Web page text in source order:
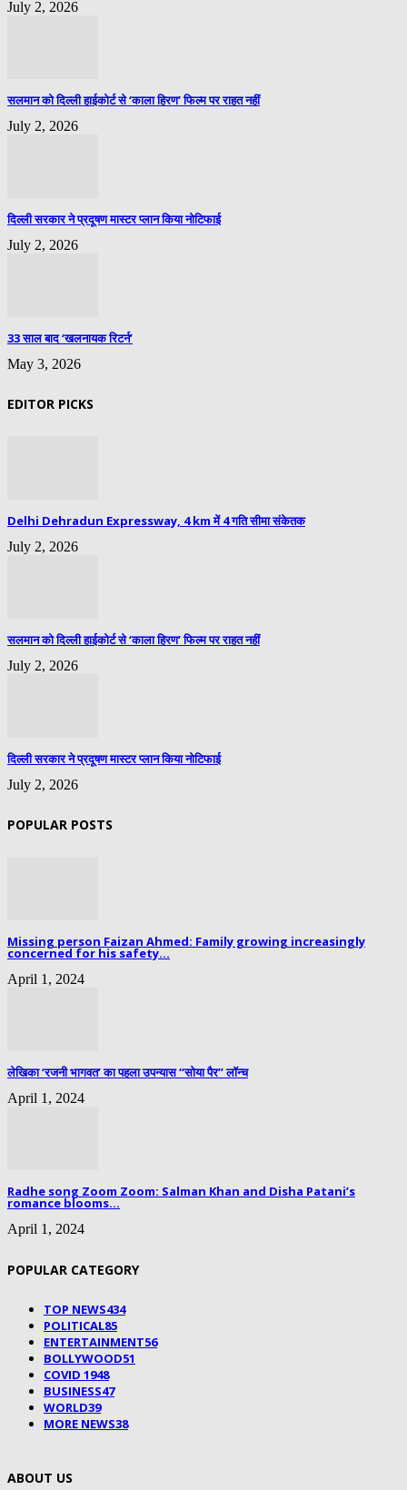
July 2, 2026
सलमान को दिल्ली हाईकोर्ट से ‘काला हिरण’ फिल्म पर राहत नहीं
July 2, 2026
दिल्ली सरकार ने प्रदूषण मास्टर प्लान किया नोटिफाई
July 2, 2026
33 साल बाद ‘खलनायक रिटर्न’
May 3, 2026
EDITOR PICKS
Delhi Dehradun Expressway, 4 km में 4 गति सीमा संकेतक
July 2, 2026
सलमान को दिल्ली हाईकोर्ट से ‘काला हिरण’ फिल्म पर राहत नहीं
July 2, 2026
दिल्ली सरकार ने प्रदूषण मास्टर प्लान किया नोटिफाई
July 2, 2026
POPULAR POSTS
Missing person Faizan Ahmed: Family growing increasingly
concerned for his safety...
April 1, 2024
लेखिका ‘रजनी भागवत’ का पहला उपन्यास “सोया पैर” लॉन्च
April 1, 2024
Radhe song Zoom Zoom: Salman Khan and Disha Patani’s
romance blooms...
April 1, 2024
POPULAR CATEGORY
TOP NEWS434
POLITICAL85
ENTERTAINMENT56
BOLLYWOOD51
COVID 1948
BUSINESS47
WORLD39
MORE NEWS38
ABOUT US